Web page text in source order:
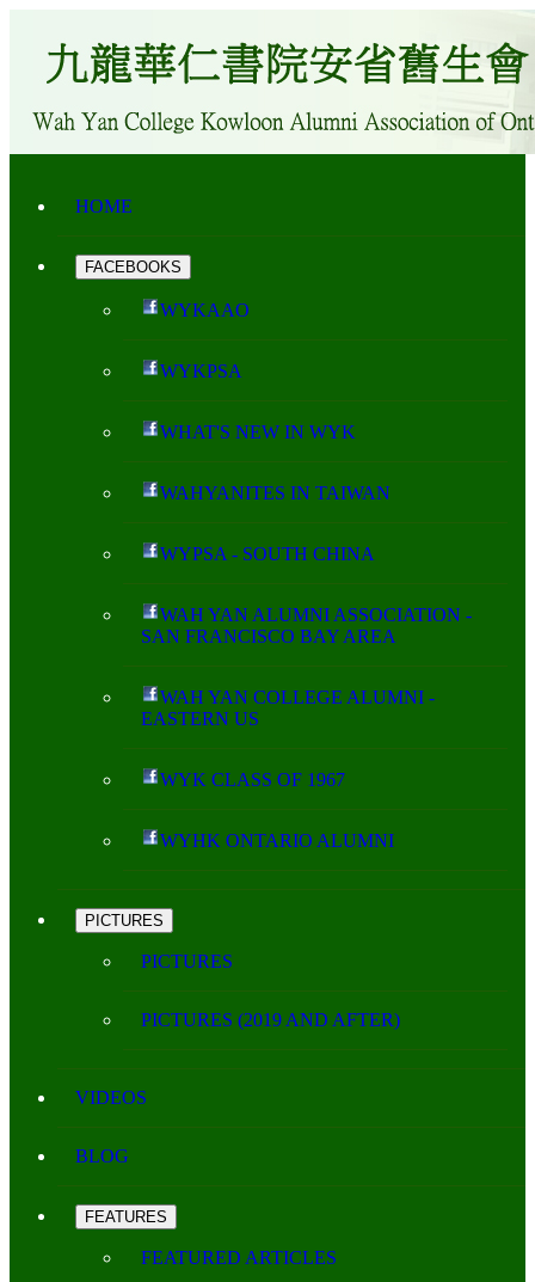
HOME
FACEBOOKS
WYKAAO
WYKPSA
WHAT'S NEW IN WYK
WAHYANITES IN TAIWAN
WYPSA - SOUTH CHINA
WAH YAN ALUMNI ASSOCIATION -
SAN FRANCISCO BAY AREA
WAH YAN COLLEGE ALUMNI -
EASTERN US
WYK CLASS OF 1967
WYHK ONTARIO ALUMNI
PICTURES
PICTURES
PICTURES (2019 AND AFTER)
VIDEOS
BLOG
FEATURES
FEATURED ARTICLES